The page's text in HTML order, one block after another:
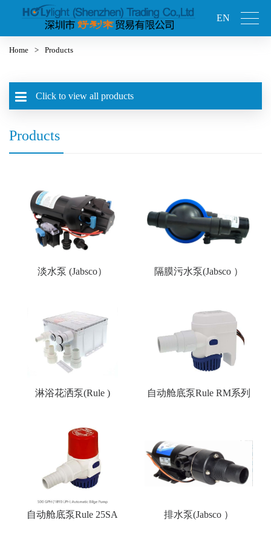
EN
Home > Products
Click to view all products
Products
淡水泵 (Jabsco） 隔膜污水泵(Jabsco ）
淋浴花洒泵(Rule ) 自动舱底泵Rule RM系列
自动舱底泵Rule 25SA 排水泵(Jabsco ）